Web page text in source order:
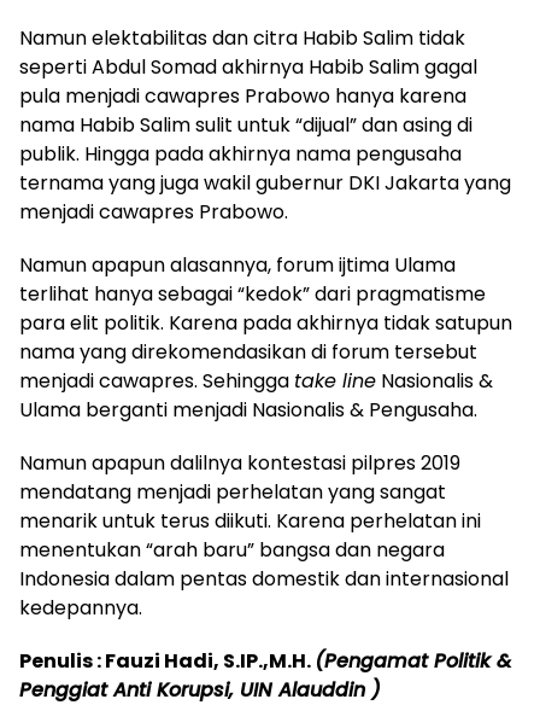
Namun elektabilitas dan citra Habib Salim tidak
seperti Abdul Somad akhirnya Habib Salim gagal
pula menjadi cawapres Prabowo hanya karena
nama Habib Salim sulit untuk “dijual” dan asing di
publik. Hingga pada akhirnya nama pengusaha
ternama yang juga wakil gubernur DKI Jakarta yang
menjadi cawapres Prabowo.
Namun apapun alasannya, forum ijtima Ulama
terlihat hanya sebagai “kedok” dari pragmatisme
para elit politik. Karena pada akhirnya tidak satupun
nama yang direkomendasikan di forum tersebut
menjadi cawapres. Sehingga take line Nasionalis &
Ulama berganti menjadi Nasionalis & Pengusaha.
Namun apapun dalilnya kontestasi pilpres 2019
mendatang menjadi perhelatan yang sangat
menarik untuk terus diikuti. Karena perhelatan ini
menentukan “arah baru” bangsa dan negara
Indonesia dalam pentas domestik dan internasional
kedepannya.
Penulis : Fauzi Hadi, S.IP.,M.H. (Pengamat Politik &
Penggiat Anti Korupsi, UIN Alauddin )